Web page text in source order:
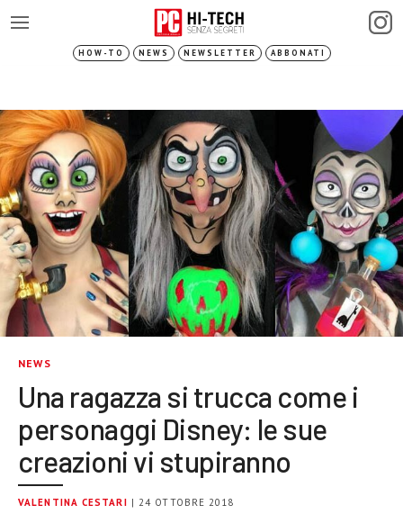
HOW-TO NEWS NEWSLETTER ABBONATI
NEWS
Una ragazza si trucca come i
personaggi Disney: le sue
creazioni vi stupiranno
VALENTINA CESTARI | 24 OTTOBRE 2018